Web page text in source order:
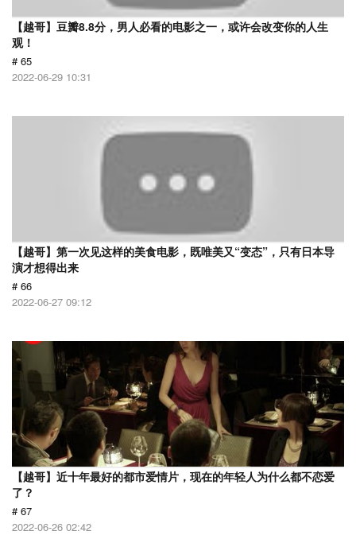
【越哥】豆瓣8.8分，男人必看的电影之一，或许会改变你的人生
观！
# 65
2022-06-29 10:31
【越哥】第一次见这样的美食电影，既唯美又“变态”，只有日本导
演才想得出来
# 66
2022-06-27 09:12
【越哥】近十年最好的都市爱情片，现在的年轻人为什么都不恋爱
了？
# 67
2022-06-26 02:42